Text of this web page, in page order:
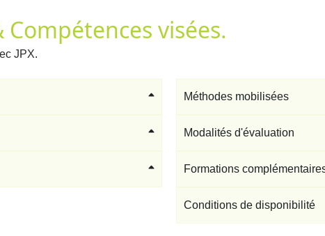
visées.
JPX.
Méthodes mobilisées
Modalités d'évaluation
Formations
Conditions de disponibilité